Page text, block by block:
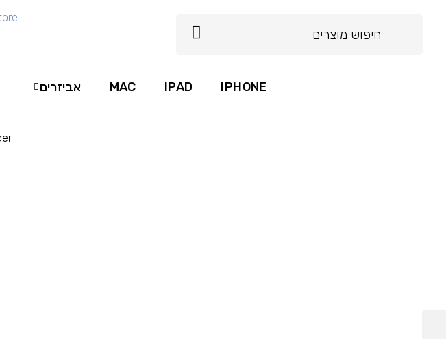
IPHONE
IPAD
MAC אביזרים